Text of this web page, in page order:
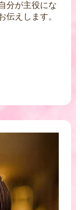
分が主役にな
伝えします。